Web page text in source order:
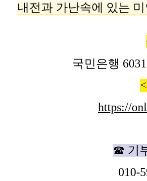
내전과 가난속에 있는
국민은행
https://
☎ 기
010-